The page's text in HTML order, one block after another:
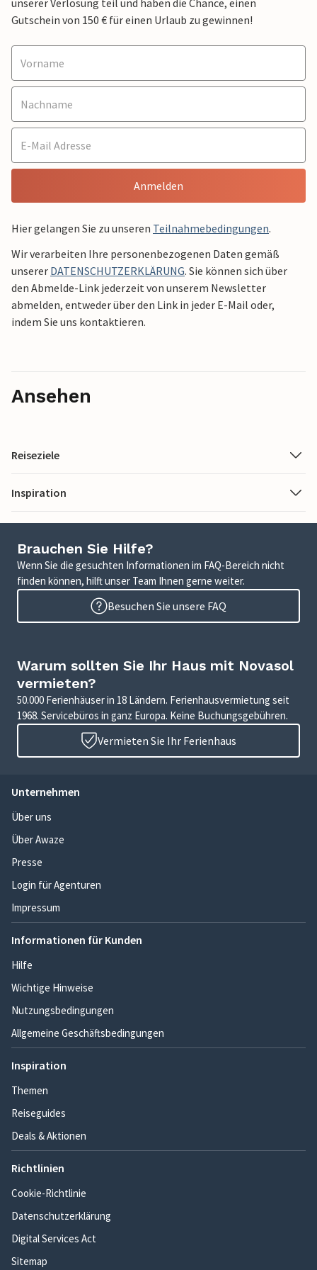
unserer Verlosung teil und haben die Chance, einen
Gutschein von 150 € für einen Urlaub zu gewinnen!
Anmelden
Hier gelangen Sie zu unseren Teilnahmebedingungen.
Wir verarbeiten Ihre personenbezogenen Daten gemäß
unserer DATENSCHUTZERKLÄRUNG. Sie können sich über
den Abmelde-Link jederzeit von unserem Newsletter
abmelden, entweder über den Link in jeder E-Mail oder,
indem Sie uns kontaktieren.
Ansehen
Reiseziele
Inspiration
Brauchen Sie Hilfe?
Wenn Sie die gesuchten Informationen im FAQ-Bereich nicht
finden können, hilft unser Team Ihnen gerne weiter.
Besuchen Sie unsere FAQ
Warum sollten Sie Ihr Haus mit Novasol
vermieten?
50.000 Ferienhäuser in 18 Ländern. Ferienhausvermietung seit
1968. Servicebüros in ganz Europa. Keine Buchungsgebühren.
Vermieten Sie Ihr Ferienhaus
Unternehmen
Über uns
Über Awaze
Presse
Login für Agenturen
Impressum
Informationen für Kunden
Hilfe
Wichtige Hinweise
Nutzungsbedingungen
Allgemeine Geschäftsbedingungen
Inspiration
Themen
Reiseguides
Deals & Aktionen
Richtlinien
Cookie-Richtlinie
Datenschutzerklärung
Digital Services Act
Sitemap